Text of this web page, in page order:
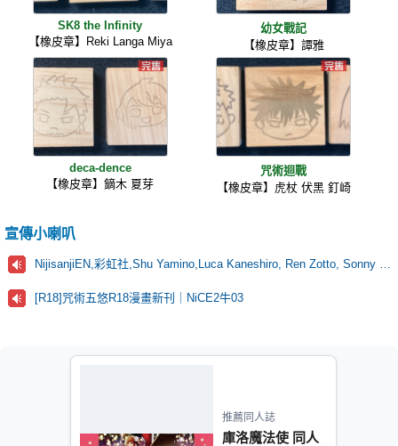
SK8 the Infinity
【橡皮章】Reki Langa Miya
幼女戰記
【橡皮章】譚雅
deca-dence
【橡皮章】鏑木 夏芽
咒術迴戰
【橡皮章】虎杖 伏黑 釘崎
宣傳小喇叭
NijisanjiEN,彩虹社,Shu Yamino,Luca Kaneshiro, Ren Zotto, Sonny Brisko, NOVA, にじさんじ
[R18]咒術五悠R18漫畫新刊｜NiCE2牛03
推薦同人誌
庫洛魔法使 同人